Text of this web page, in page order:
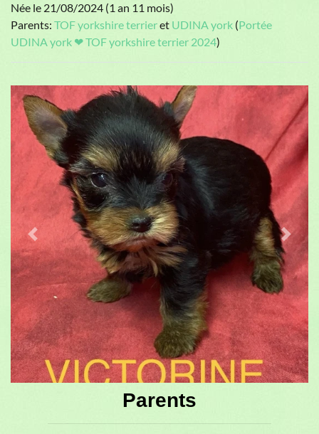
Previous Next
Née le 21/08/2024 (1 an 11 mois)
Parents: TOF yorkshire terrieret UDINA york (Portée
UDINA york ❤ TOF yorkshire terrier 2024)
Parents